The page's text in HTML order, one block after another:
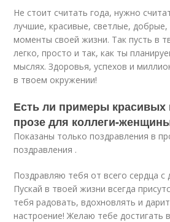
Не стоит считать года, нужно
лучшие, красивые, светлые,
моменты своей жизни. Так пусть в
легко, просто и так, как ты
мыслях. Здоровья, успехов и
в твоем окружении!
Есть ли примеры красивых
прозе для коллеги-
Показаны только поздравления в
поздравления .
Поздравляю тебя от всего сердца с
Пускай в твоей жизни всегда
тебя радовать, вдохновлять и
настроение! Желаю тебе достигать